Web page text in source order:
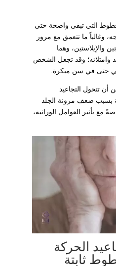
التي تبقى واضحة حتى
وغالباً ما تتعمق مع مرور
والإيلاستين، وهما
وامتلائه؛ وقد تجعل الشخص
حتى في سن مبكرة.
أن تتحول التجاعيد
بسبب ضعف مرونة الجلد
مع تأثير العوامل الوراثية،
الحركة
ثابتة